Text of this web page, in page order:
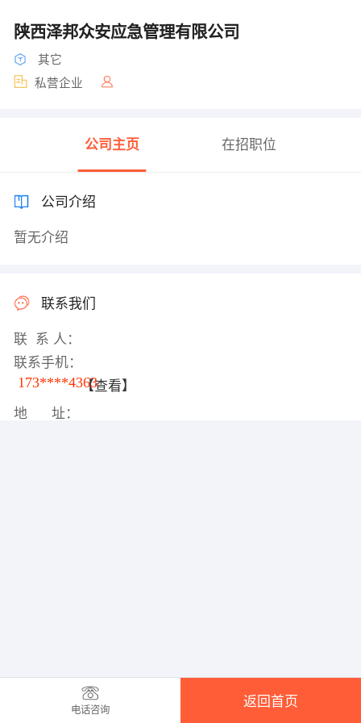
陕西泽邦众安应急管理有限公司
其它
私营企业
公司主页 在招职位
公司介绍
暂无介绍
联系我们
联 系 人：
联系手机：
173****4363【查看】
地 址：
电话咨询
返回首页